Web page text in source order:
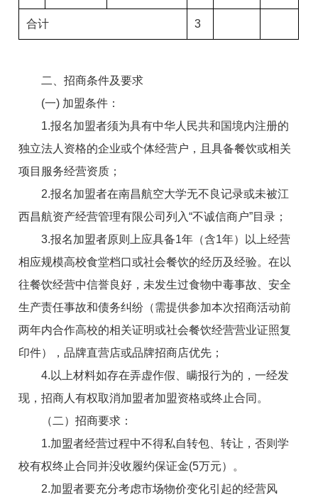
合计 3
二、招商条件及要求
(一) 加盟条件 ：
1.报名加盟者须为具有中华人民共和国境内注册的
独立法人资格的企业或个体经营户，且具备餐饮或相关
项目服务经营资质；
2.报名加盟者在南昌航空大学无不良记录或未被江
西昌航资产经营管理有限公司列入“不诚信商户”目录 ；
3.报名加盟者原则上应具备1年（含1年）以上经营
相应规模高校食堂档口或社会餐饮的经历及经验。在以
往餐饮经营中信誉良好，未发生过食物中毒事故、安全
生产责任事故和债务纠纷（需提供参加本次招商活动前
两年内合作高校的相关证明或社会餐饮经营营业证照复
印件），品牌直营店或品牌招商店优先 ；
4.以上材料如存在弄虚作假、瞒报行为的，一经发
现，招商人有权取消加盟者加盟资格或终止合同。
（二）招商要求：
1.加盟者经营过程中不得私自转包、转让，否则学
校有权终止合同并没收履约保证金(5万元）。
2.加盟者要充分考虑市场物价变化引起的经营风